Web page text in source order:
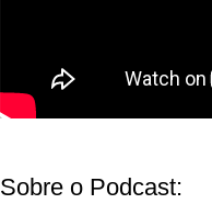
Sobre o Podcast: